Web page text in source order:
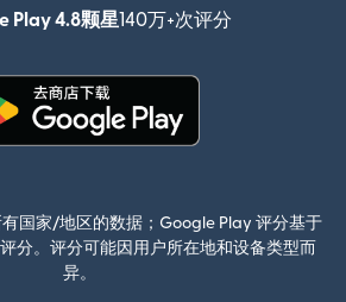
Play 4.8颗星140万+次评分
国家/地区的数据；Google Play 评分基于
分。评分可能因用户所在地和设备类型而
异。